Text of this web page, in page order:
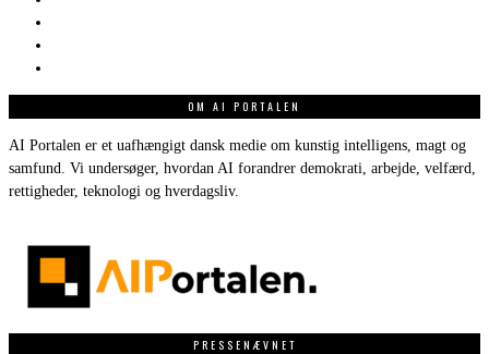
OM AI PORTALEN
AI Portalen er et uafhængigt dansk medie om kunstig intelligens, magt og
samfund. Vi undersøger, hvordan AI forandrer demokrati, arbejde, velfærd,
rettigheder, teknologi og hverdagsliv.
PRESSENÆVNET